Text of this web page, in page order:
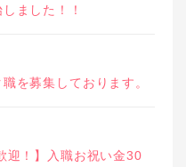
ました！！
を募集しております。
迎！】入職お祝い金30